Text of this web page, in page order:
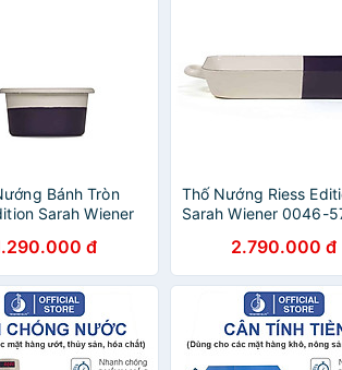
Bánh Tròn
Sarah Wiener
hàng chính
đ
Thố Nướng Riess
Sarah Wiener 0046-
2.790.000 đ